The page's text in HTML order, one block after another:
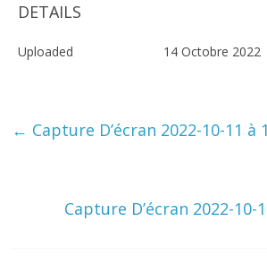
DETAILS
Uploaded 14 Octobre 2022
← Capture D’écran 2022-10-11 à
Capture D’écran 2022-10-